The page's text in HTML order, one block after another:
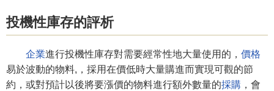
投機性庫存的評析
企業進行投機性庫存對需要經常性地大量使用的， 價格
易於波動的物料,，採用在價低時大量購進而實現可觀的節
約，或對預計以後將要漲價的物料進行額外數量的採購 ，會